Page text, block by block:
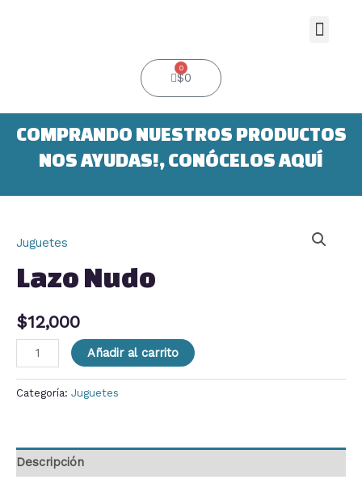
$0
0
Cart
COMPRANDO NUESTROS PRODUCTOS
NOS AYUDAS!, CONÓCELOS AQUÍ
Juguetes
Lazo Nudo
$12,000
Nudo
Añadir al carrito
Categoría: Juguetes
Descripción